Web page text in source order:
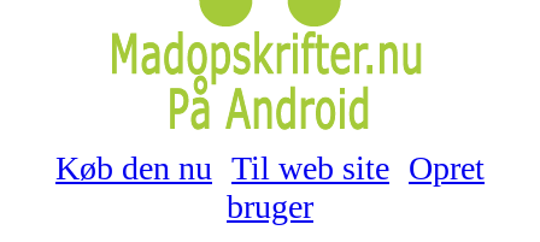
Køb den nu Til web site Opret
bruger